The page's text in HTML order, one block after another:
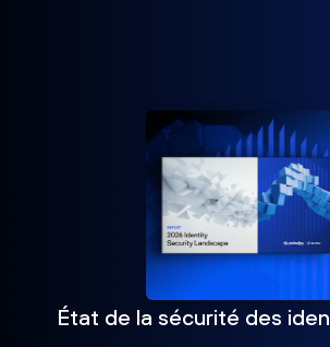
État de la sécurité des